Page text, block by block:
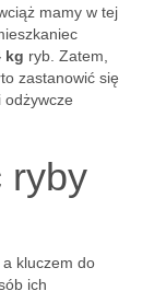
mamy w tej
kg ryb. Zatem,
zastanowić się
odżywcze
ryby
a kluczem do
ich